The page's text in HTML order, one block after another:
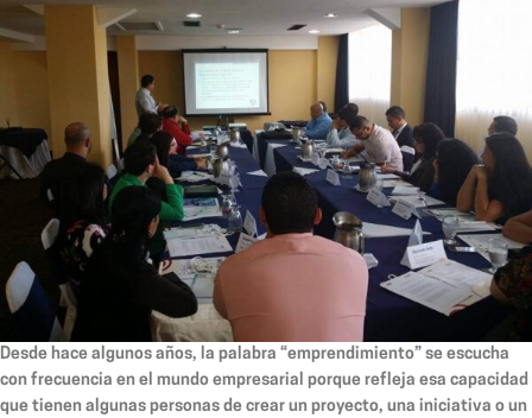
Desde hace algunos años, la palabra “emprendimiento” se escucha
con frecuencia en el mundo empresarial porque refleja esa capacidad
que tienen algunas personas de crear un proyecto, una iniciativa o un